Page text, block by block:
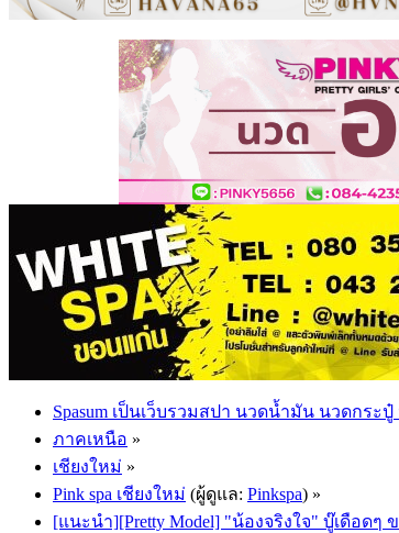
Spasum เป็นเว็บรวมสปา นวดน้ำมัน นวดกร
ภาคเหนือ »
เชียงใหม่ »
Pink spa เชียงใหม่ (ผู้ดูแล: Pinkspa) »
[แนะนำ][Pretty Model] "น้องจริงใจ" บู๊เดือดๆ